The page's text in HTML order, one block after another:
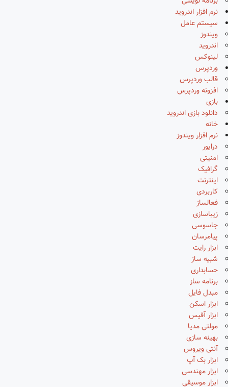
نرم افزار اندروید
سیستم عامل
ویندوز
اندروید
لینوکس
وردپرس
قالب وردپرس
افزونه وردپرس
بازی
دانلود بازی اندروید
خانه
نرم افزار ویندوز
درایور
امنیتی
گرافیک
اینترنت
کاربردی
فعالساز
زیباسازی
جاسوسی
پیامرسان
ابزار رایت
شبیه ساز
حسابداری
برنامه ساز
مبدل فایل
ابزار اسکن
ابزار آفیس
مولتی مدیا
بهینه سازی
آنتی ویروس
ابزار بک آپ
ابزار مهندسی
ابزار موسیقی